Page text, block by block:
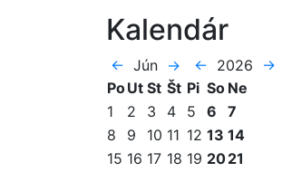
Kalendár
← Jún → ← 2026
→
PoUt St Št Pi So Ne
1
2 3 4 5 6
7
8
9 10 11 12 13 14
15 16 17 18 19 2021